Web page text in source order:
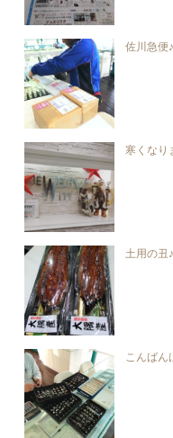
佐川急便♪
寒くなり
土用の丑♪
こんばん